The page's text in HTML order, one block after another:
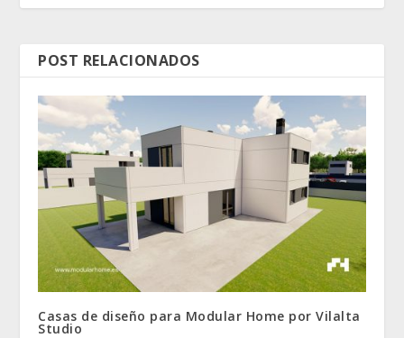
POST RELACIONADOS
Casas de diseño para Modular Home por Vilalta
Studio